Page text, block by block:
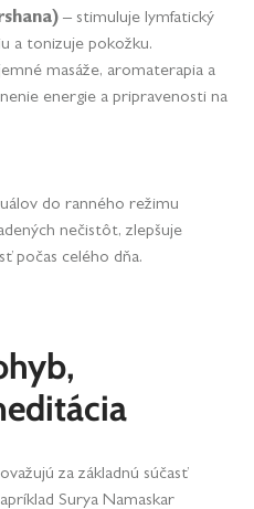
– stimuluje lymfatický
a tonizuje pokožku.
masáže, aromaterapia a
energie a pripravenosti na
do ranného režimu
nečistôt, zlepšuje
počas celého dňa.
za základnú súčasť
Surya Namaskar